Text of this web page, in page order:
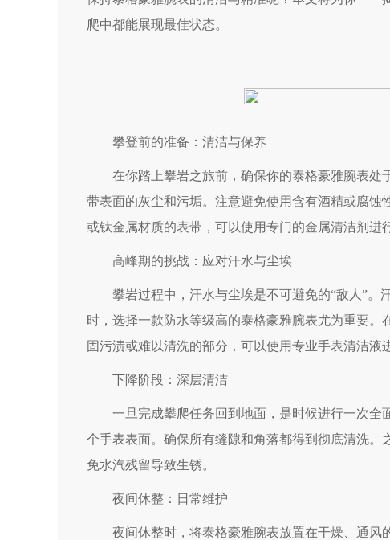
爬中都能展现最佳状态。
攀登前的准备：清洁与保养
在你踏上攀岩之旅前，确保你的泰格豪雅腕表处
带表面的灰尘和污垢。注意避免使用含有酒精或腐
或钛金属材质的表带，可以使用专门的金属清洁剂进
高峰期的挑战：应对汗水与尘埃
攀岩过程中，汗水与尘埃是不可避免的“敌人”。
时，选择一款防水等级高的泰格豪雅腕表尤为重要
固污渍或难以清洗的部分，可以使用专业手表清洁液
下降阶段：深层清洁
一旦完成攀爬任务回到地面，是时候进行一次全
个手表表面。确保所有缝隙和角落都得到彻底清洗
免水汽残留导致生锈。
夜间休整：日常维护
夜间休整时，将泰格豪雅腕表放置在干燥、通风